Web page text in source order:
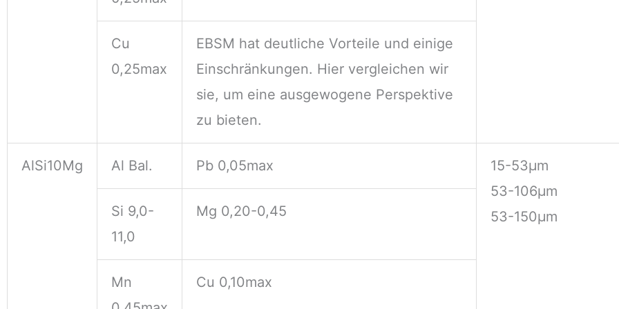
Cu
0,25max
EBSM hat deutliche Vorteile und einige
Einschränkungen. Hier vergleichen wir
sie, um eine ausgewogene Perspektive
zu bieten.
AlSi10Mg Al Bal. Pb 0,05max
15-53μm
53-106μm
53-150μm
Si 9,0-
11,0
Mg 0,20-0,45
Mn
Cu 0,10max